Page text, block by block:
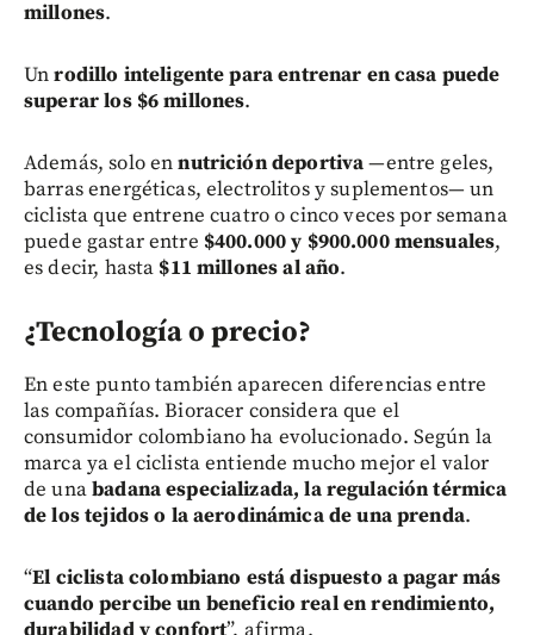
millones.
Unrodillo inteligente para entrenar en casa puede
superar los $6 millones.
Además, solo ennutrición deportiva—entre geles,
barras energéticas, electrolitos y suplementos— un
ciclista que entrene cuatro o cinco veces por semana
puede gastar entre $400.000 y $900.000 mensuales,
es decir, hasta $11 millones al año.
¿Tecnología o precio?
En este punto también aparecen diferencias entre
las compañías. Bioracer considera que el
consumidor colombiano ha evolucionado. Según la
marca ya el ciclista entiende mucho mejor el valor
de unabadana especializada, la regulación térmica
de los tejidos o la aerodinámica de una prenda.
“El ciclista colombiano está dispuesto a pagar más
cuando percibe un beneficio real en rendimiento,